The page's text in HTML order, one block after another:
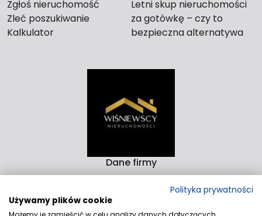
Zgłoś nieruchomość
Zleć poszukiwanie
Kalkulator
Letni skup nieruchomości
za gotówkę – czy to
bezpieczna alternatywa
Dane firmy
Biuro Nieruchomości Wiśniewscy Nieruchomości
Rzeźnicka 14-15D 82-300 Elbląg
Polityka prywatności
Używamy plików cookie